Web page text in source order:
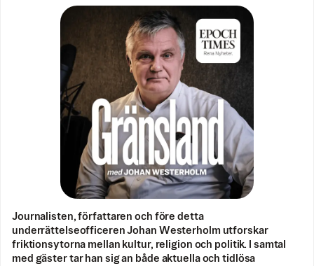
Journalisten, författaren och före detta
underrättelseofficeren Johan Westerholm utforskar
friktionsytorna mellan kultur, religion och politik. I samtal
med gäster tar han sig an både aktuella och tidlösa